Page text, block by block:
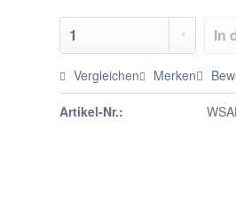
In
Vergleichen Merken
Artikel-Nr.: